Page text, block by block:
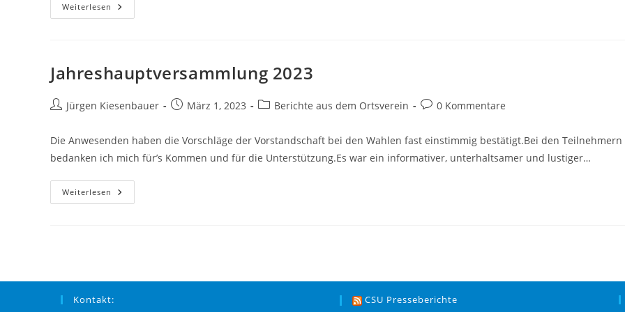
Weiterlesen Teisinger
CSU
Vorstand
Jahreshauptversammlung 2023
Beitrags-
Jürgen Kiesenbauer
BeitragMärz 1, 2023
Beitrags-
Berichte aus dem Ortsverein
Beitrags-
0 Kommentare
Die Anwesenden haben die Vorschläge der Vorstandschaft bei den Wahlen fast einstimmig bestätigt.Bei den Teilnehmern
bedanken ich mich für’s Kommen und für die Unterstützung.Es war ein informativer, unterhaltsamer und lustiger…
Weiterlesen Jahreshauptversammlung
2023
Kontakt: CSU Presseberichte